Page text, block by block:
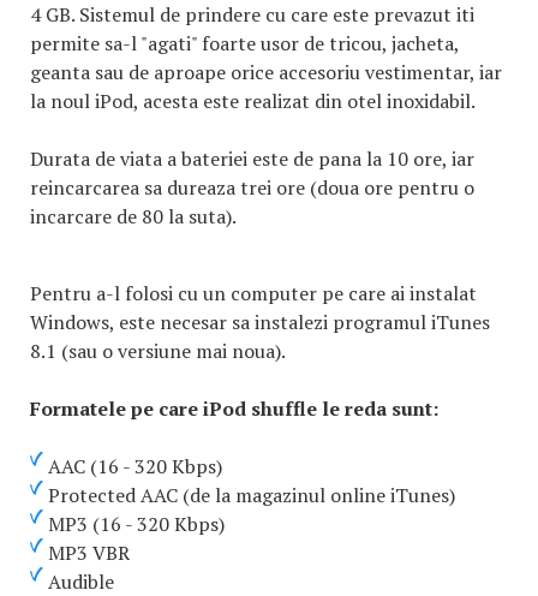
4 GB. Sistemul de prindere cu care este prevazut iti
permite sa-l "agati" foarte usor de tricou, jacheta,
geanta sau de aproape orice accesoriu vestimentar, iar
la noul iPod, acesta este realizat din otel inoxidabil.
Durata de viata a bateriei este de pana la 10 ore, iar
reincarcarea sa dureaza trei ore (doua ore pentru o
incarcare de 80 la suta).
Pentru a-l folosi cu un computer pe care ai instalat
Windows, este necesar sa instalezi programul iTunes
8.1 (sau o versiune mai noua).
Formatele pe care iPod shuffle le reda sunt:
AAC (16 - 320 Kbps)
Protected AAC (de la magazinul online iTunes)
MP3 (16 - 320 Kbps)
MP3 VBR
Audible